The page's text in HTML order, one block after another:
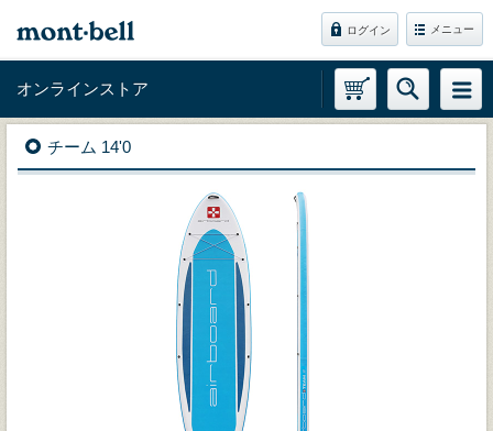
ログイン メニュー
オンラインストア
チーム 14'0